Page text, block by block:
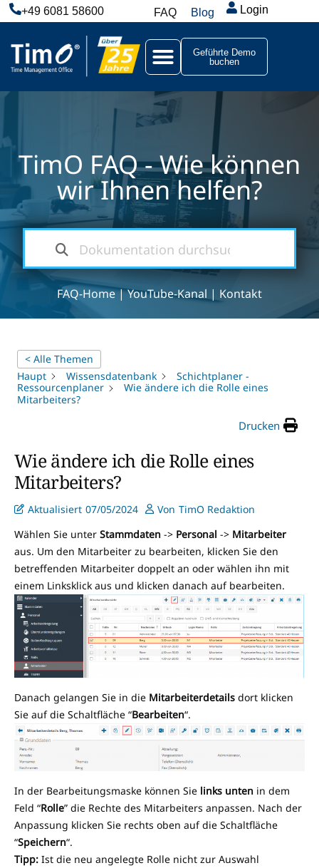
+49 6081 58600 FAQ Blog Login
Geführte Demo
buchen
TimO FAQ - Wie können
wir Ihnen helfen?
FAQ-Home|YouTube-Kanal | Kontakt
< Alle Themen
Haupt
Wissensdatenbank
Schichtplaner -
Ressourcenplaner
Wie ändere ich die Rolle eines
Mitarbeiters?
Drucken
Wie ändere ich die Rolle eines
Mitarbeiters?
Aktualisiert 07/05/2024 Von TimO Redaktion
Wählen Sie unter Stammdaten -> Personal -> Mitarbeiter
aus. Um den Mitarbeiter zu bearbeiten, klicken Sie den
betreffenden Mitarbeiter doppelt an oder wählen ihn mit
einem Linksklick aus und klicken danach auf bearbeiten.
Danach gelangen Sie in die Mitarbeiterdetails dort klicken
Sie auf die Schaltfläche “Bearbeiten“.
In der Bearbeitungsmaske können Sie links unten in dem
Feld “Rolle” die Rechte des Mitarbeiters anpassen. Nach der
Anpassung klicken Sie rechts oben auf die Schaltfläche
“Speichern“.
Tipp: Ist die neu angelegte Rolle nicht zur Auswahl